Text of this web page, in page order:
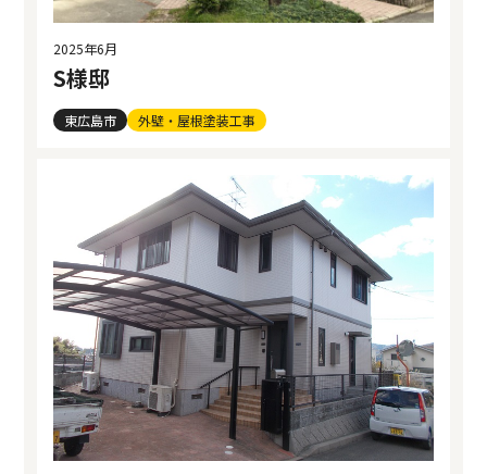
2025年6月
S様邸
東広島市 外壁・屋根塗装工事